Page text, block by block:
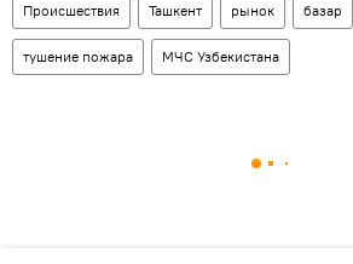
Происшествия Ташкент рынок базар
тушение пожара МЧС Узбекистана